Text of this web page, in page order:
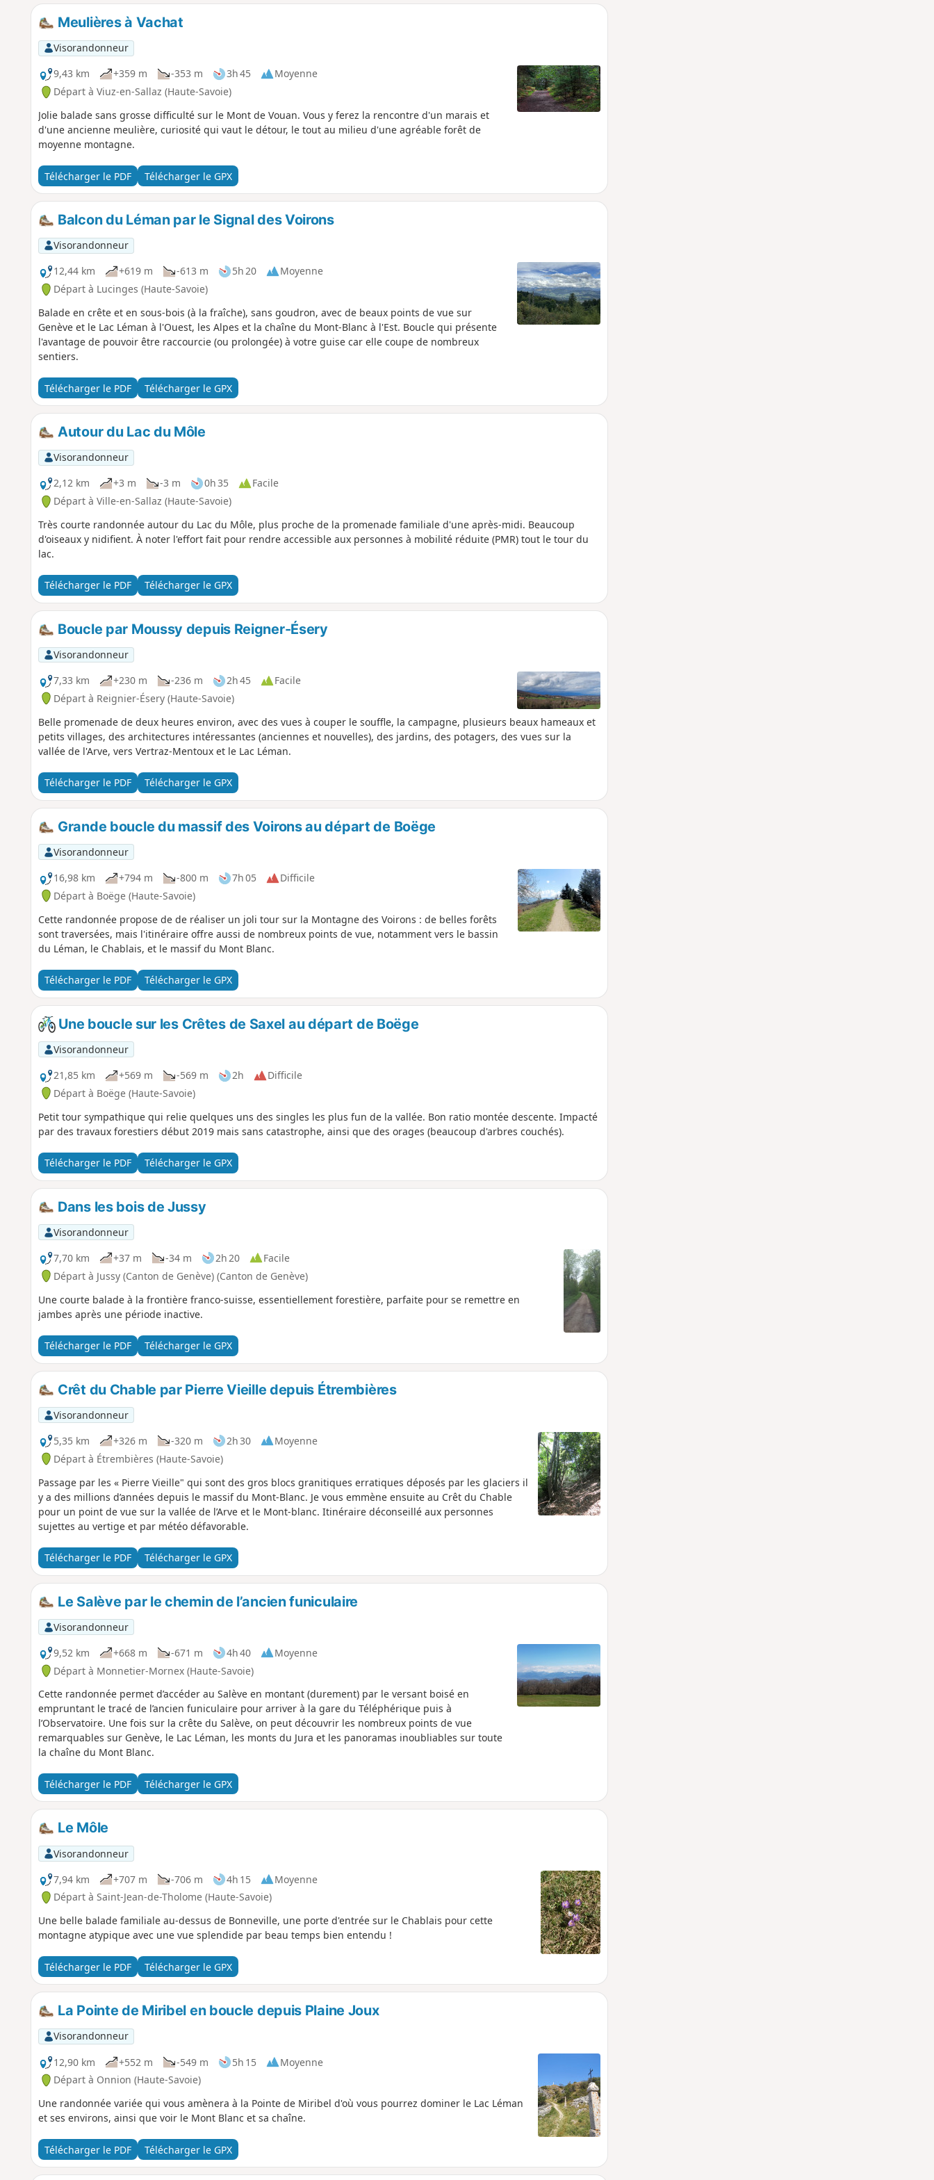
Meulières à Vachat
Visorandonneur
9,43 km
+359 m -353 m 3h 45
Moyenne
Départ à Viuz-en-Sallaz (Haute-Savoie)
Jolie balade sans grosse difficulté sur le Mont de Vouan. Vous y ferez la rencontre d'un marais et
d'une ancienne meulière, curiosité qui vaut le détour, le tout au milieu d'une agréable forêt de
moyenne montagne.
Télécharger le PDF Télécharger le GPX
Balcon du Léman par le Signal des Voirons
Visorandonneur
12,44 km
+619 m -613 m 5h 20
Moyenne
Départ à Lucinges (Haute-Savoie)
Balade en crête et en sous-bois (à la fraîche), sans goudron, avec de beaux points de vue sur
Genève et le Lac Léman à l'Ouest, les Alpes et la chaîne du Mont-Blanc à l'Est. Boucle qui présente
l'avantage de pouvoir être raccourcie (ou prolongée) à votre guise car elle coupe de nombreux
sentiers.
Télécharger le PDF Télécharger le GPX
Autour du Lac du Môle
Visorandonneur
2,12 km
+3 m -3 m 0h 35
Facile
Départ à Ville-en-Sallaz (Haute-Savoie)
Très courte randonnée autour du Lac du Môle, plus proche de la promenade familiale d'une après-midi. Beaucoup
d'oiseaux y nidifient. À noter l'effort fait pour rendre accessible aux personnes à mobilité réduite (PMR) tout le tour du
lac.
Télécharger le PDF Télécharger le GPX
Boucle par Moussy depuis Reigner-Ésery
Visorandonneur
7,33 km
+230 m -236 m 2h 45
Facile
Départ à Reignier-Ésery (Haute-Savoie)
Belle promenade de deux heures environ, avec des vues à couper le souffle, la campagne, plusieurs beaux hameaux et
petits villages, des architectures intéressantes (anciennes et nouvelles), des jardins, des potagers, des vues sur la
vallée de l'Arve, vers Vertraz-Mentoux et le Lac Léman.
Télécharger le PDF Télécharger le GPX
Grande boucle du massif des Voirons au départ de Boëge
Visorandonneur
16,98 km
+794 m -800 m 7h 05
Difficile
Départ à Boëge (Haute-Savoie)
Cette randonnée propose de de réaliser un joli tour sur la Montagne des Voirons : de belles forêts
sont traversées, mais l'itinéraire offre aussi de nombreux points de vue, notamment vers le bassin
du Léman, le Chablais, et le massif du Mont Blanc.
Télécharger le PDF Télécharger le GPX
Une boucle sur les Crêtes de Saxel au départ de Boëge
Visorandonneur
21,85 km
+569 m -569 m 2h
Difficile
Départ à Boëge (Haute-Savoie)
Petit tour sympathique qui relie quelques uns des singles les plus fun de la vallée. Bon ratio montée descente. Impacté
par des travaux forestiers début 2019 mais sans catastrophe, ainsi que des orages (beaucoup d'arbres couchés).
Télécharger le PDF Télécharger le GPX
Dans les bois de Jussy
Visorandonneur
7,70 km
+37 m -34 m 2h 20
Facile
Départ à Jussy (Canton de Genève) (Canton de Genève)
Une courte balade à la frontière franco-suisse, essentiellement forestière, parfaite pour se remettre en
jambes après une période inactive.
Télécharger le PDF Télécharger le GPX
Crêt du Chable par Pierre Vieille depuis Étrembières
Visorandonneur
5,35 km
+326 m -320 m 2h 30
Moyenne
Départ à Étrembières (Haute-Savoie)
Passage par les « Pierre Vieille" qui sont des gros blocs granitiques erratiques déposés par les glaciers il
y a des millions d’années depuis le massif du Mont-Blanc. Je vous emmène ensuite au Crêt du Chable
pour un point de vue sur la vallée de l’Arve et le Mont-blanc. Itinéraire déconseillé aux personnes
sujettes au vertige et par météo défavorable.
Télécharger le PDF Télécharger le GPX
Le Salève par le chemin de l’ancien funiculaire
Visorandonneur
9,52 km
+668 m -671 m 4h 40
Moyenne
Départ à Monnetier-Mornex (Haute-Savoie)
Cette randonnée permet d’accéder au Salève en montant (durement) par le versant boisé en
empruntant le tracé de l’ancien funiculaire pour arriver à la gare du Téléphérique puis à
l’Observatoire. Une fois sur la crête du Salève, on peut découvrir les nombreux points de vue
remarquables sur Genève, le Lac Léman, les monts du Jura et les panoramas inoubliables sur toute
la chaîne du Mont Blanc.
Télécharger le PDF Télécharger le GPX
Le Môle
Visorandonneur
7,94 km
+707 m -706 m 4h 15
Moyenne
Départ à Saint-Jean-de-Tholome (Haute-Savoie)
Une belle balade familiale au-dessus de Bonneville, une porte d'entrée sur le Chablais pour cette
montagne atypique avec une vue splendide par beau temps bien entendu !
Télécharger le PDF Télécharger le GPX
La Pointe de Miribel en boucle depuis Plaine Joux
Visorandonneur
12,90 km
+552 m -549 m 5h 15
Moyenne
Départ à Onnion (Haute-Savoie)
Une randonnée variée qui vous amènera à la Pointe de Miribel d'où vous pourrez dominer le Lac Léman
et ses environs, ainsi que voir le Mont Blanc et sa chaîne.
Télécharger le PDF Télécharger le GPX